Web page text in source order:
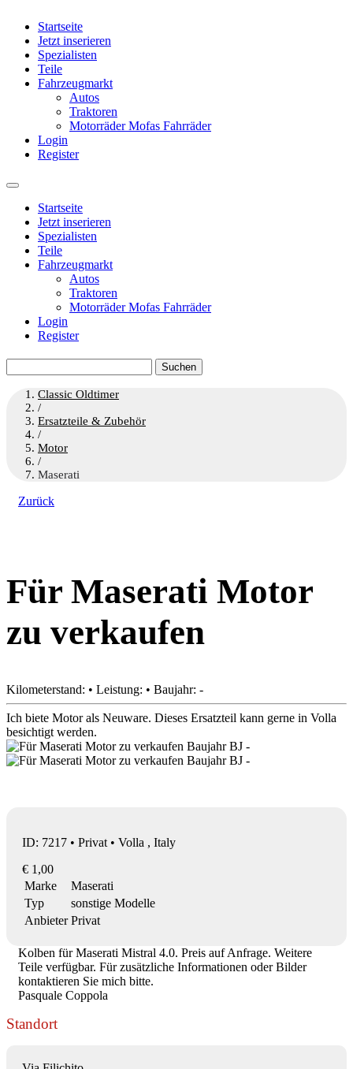
Startseite
Jetzt inserieren
Spezialisten
Teile
Fahrzeugmarkt
Autos
Traktoren
Motorräder Mofas Fahrräder
Login
Register
Startseite
Jetzt inserieren
Spezialisten
Teile
Fahrzeugmarkt
Autos
Traktoren
Motorräder Mofas Fahrräder
Login
Register
nach:
Classic Oldtimer
/
Ersatzteile & Zubehör
/
Motor
/
Maserati
Zurück
Für Maserati Motor
zu verkaufen
Kilometerstand: • Leistung: • Baujahr: -
Ich biete Motor als Neuware. Dieses Ersatzteil kann gerne in Volla
besichtigt werden.
ID: 7217 • Privat • Volla , Italy
€ 1,00
Marke
Maserati
Typ
sonstige Modelle
Anbieter Privat
Kolben für Maserati Mistral 4.0. Preis auf Anfrage. Weitere
Teile verfügbar. Für zusätzliche Informationen oder Bilder
kontaktieren Sie mich bitte.
Pasquale Coppola
Standort